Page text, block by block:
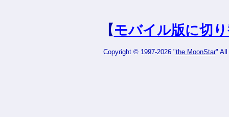
【モバイル版に切
Copyright © 1997-2026 "the MoonStar" All